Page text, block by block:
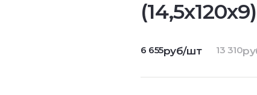
6 655руб/шт 13 310